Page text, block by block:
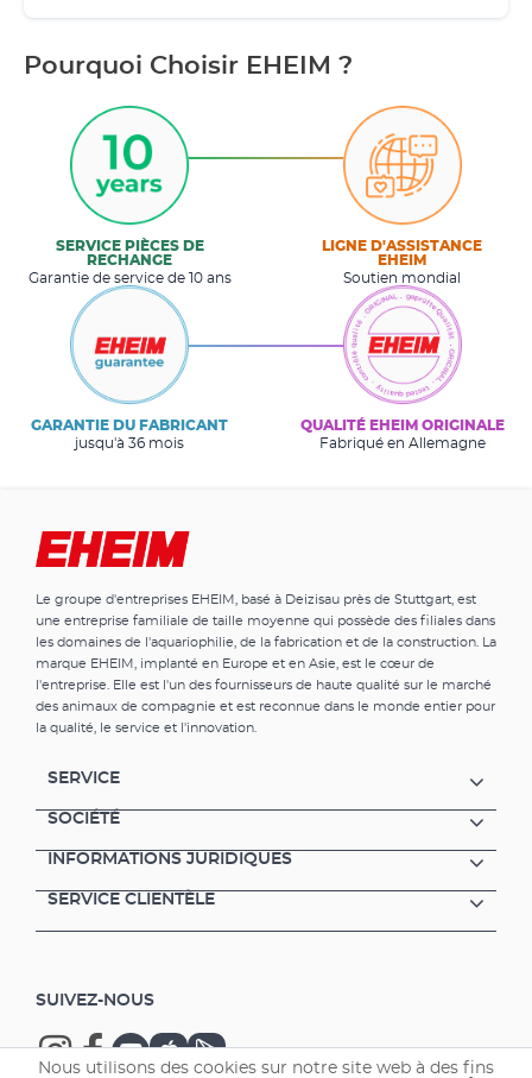
Pourquoi Choisir EHEIM ?
SERVICE PIÈCES DE
RECHANGE
Garantie de service de 10 ans
LIGNE D'ASSISTANCE
EHEIM
Soutien mondial
GARANTIE DU FABRICANT
jusqu'à 36 mois
QUALITÉ EHEIM ORIGINALE
Fabriqué en Allemagne
Le groupe d'entreprises EHEIM, basé à Deizisau près de Stuttgart, est
une entreprise familiale de taille moyenne qui possède des filiales dans
les domaines de l'aquariophilie, de la fabrication et de la construction. La
marque EHEIM, implanté en Europe et en Asie, est le cœur de
l'entreprise. Elle est l'un des fournisseurs de haute qualité sur le marché
des animaux de compagnie et est reconnue dans le monde entier pour
la qualité, le service et l'innovation.
SERVICE
SOCIÉTÉ
INFORMATIONS JURIDIQUES
SERVICE CLIENTÈLE
SUIVEZ-NOUS
Nous utilisons des cookies sur notre site web à des fins